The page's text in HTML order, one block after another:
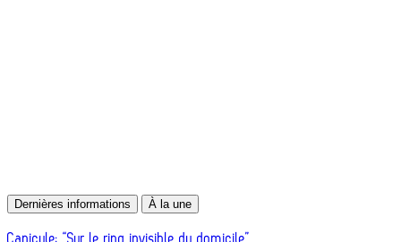
Dernières informations À la une
Canicule: “Sur le ring invisible du domicile”